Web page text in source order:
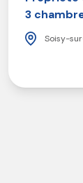
3
Soisy-